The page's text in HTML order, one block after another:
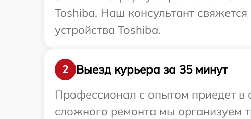
Toshiba. Наш консультант
устройства Toshiba.
2
Выезд курьера за 35 минут
Профессионал с опытом приедет в
сложного ремонта мы организуем